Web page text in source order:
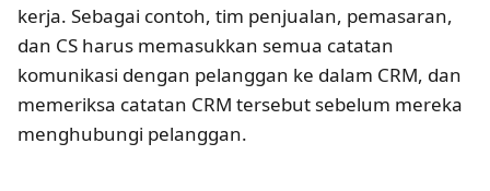
kerja. Sebagai contoh, tim penjualan, pemasaran,
dan CS harus memasukkan semua catatan
komunikasi dengan pelanggan ke dalam CRM, dan
memeriksa catatan CRM tersebut sebelum mereka
menghubungi pelanggan.